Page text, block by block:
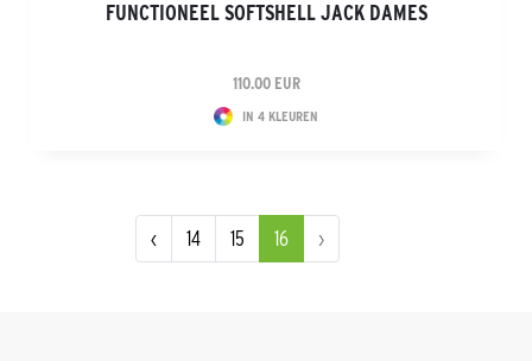
FUNCTIONEEL SOFTSHELL JACK DAMES
110.00 EUR
IN 4 KLEUREN
‹ 14 15 16 ›